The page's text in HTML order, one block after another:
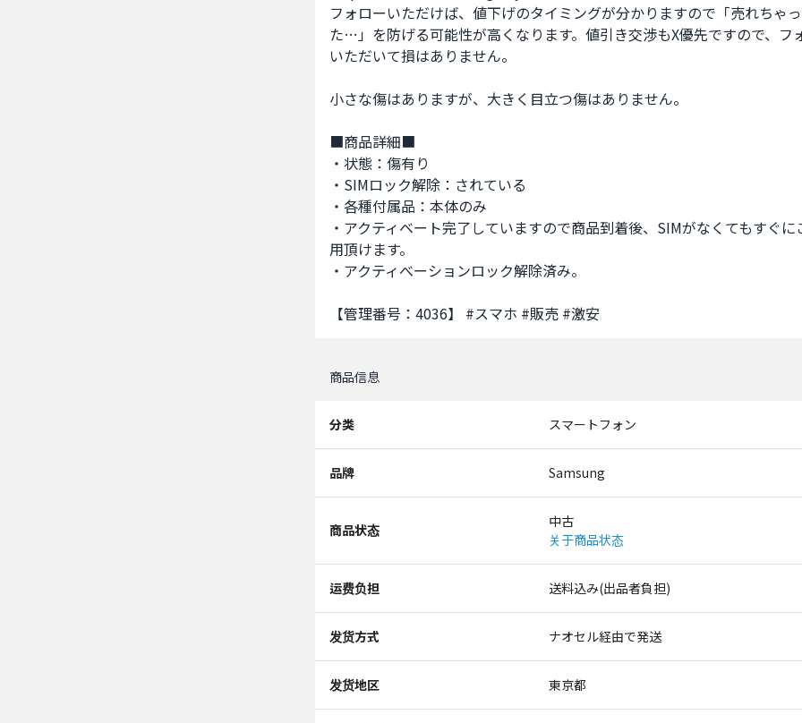
フォローいただけば、値下げのタイミングが分かりますので「売れちゃっ
た…」を防げる可能性が高くなります。値引き交渉もX優先ですので、フ
いただいて損はありません。
小さな傷はありますが、大きく目立つ傷はありません。
■商品詳細■
・状態：傷有り
・SIMロック解除：されている
・各種付属品：本体のみ
・アクティベート完了していますので商品到着後、SIMがなくてもすぐに
用頂けます。
・アクティべーションロック解除済み。
【管理番号：4036】 #スマホ #販売 #激安
商品信息
分类 スマートフォン
品牌 Samsung
商品状态
中古
关于商品状态
运费负担 送料込み(出品者負担)
发货方式 ナオセル経由で発送
发货地区 東京都